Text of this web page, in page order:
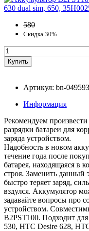
580
Скидка 30%
Артикул: bn-049593
Информация
Рекомендуем
разрядки батареи для
заряда устройством.
Надобность в новом
течение года после
батарея, находящаяся в
строя. Заменить данный
быстро теряет заряд,
вздулся. Аккумулятор
задавайте вопросы про
устройством.
B2PST100. Подходит
530, HTC Desire 628,